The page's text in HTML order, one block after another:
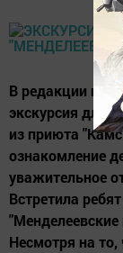
В редакции
экскурсия для
из приюта
ознакомление
уважительное
Встретила
Несмотря на